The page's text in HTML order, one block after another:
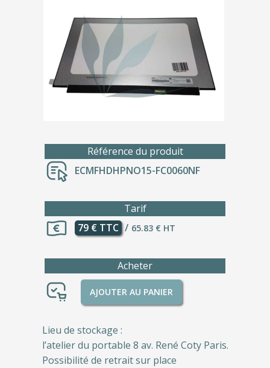
Référence du produit
ECMFHDHPNO15-FC0060NF
Tarif
79 € TTC / 65.83 € HT
Acheter
AJOUTER AU PANIER
Lieu de stockage :
l’atelier du portable 8 av. René Coty Paris.
Possibilité de retrait sur place